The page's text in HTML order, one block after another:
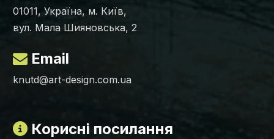
01011, Україна, м. Київ,
вул. Мала Шияновська, 2
Email
knutd@art-design.com.ua
Корисні посилання